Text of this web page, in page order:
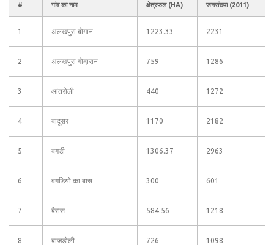
# गांव का नाम क्षेत्रफल (HA) जनसंख्या (2011)
1 अलखपुरा बोगान 1223.33 2231
2 अलखपुरा गोदारान 759 1286
3 आंतरोली 440 1272
4 बादूसर 1170 2182
5 बगडी 1306.37 2963
6 बगडियो का बास 300 601
7 बैरास 584.56 1218
8 बाजड़ोली 726 1098